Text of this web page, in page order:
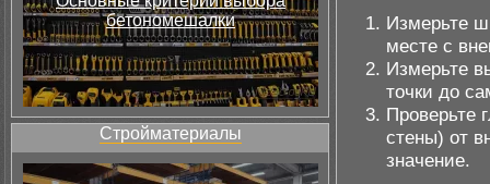
бетономешалки
Стройматериалы
Измерьте
месте с
Измерьте
точки до
Проверьте
стены) от
значение.